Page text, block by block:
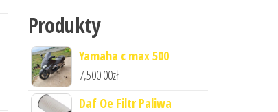
Produkty
Yamaha c max 500
7,500.00zł
Daf Oe Filtr Paliwa